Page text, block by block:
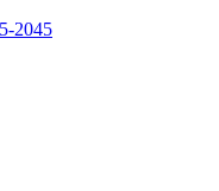
2045